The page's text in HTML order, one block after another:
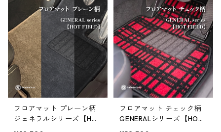
フロアマット プレーン柄
ジェネラルシリーズ【HO
フロアマット チェック柄
GENERALシリーズ【HOT